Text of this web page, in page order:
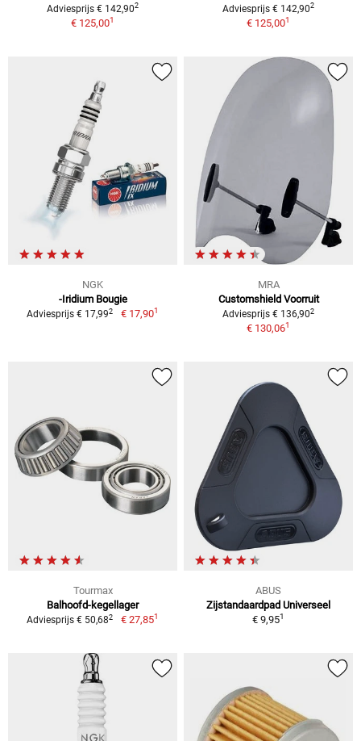
Adviesprijs € 142,902
€ 125,001
Adviesprijs € 142,902
€ 125,001
NGK
-Iridium Bougie
Adviesprijs € 17,992 € 17,901
MRA
Customshield Voorruit
Adviesprijs € 136,902
€ 130,061
Tourmax
Balhoofd-kegellager
Adviesprijs € 50,682 € 27,851
ABUS
Zijstandaardpad Universeel
€ 9,951